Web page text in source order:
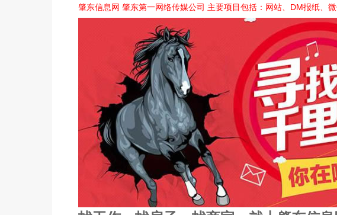
肇东信息网 肇东第一网络传媒公司 主要项目包括：网站、DM报纸、微